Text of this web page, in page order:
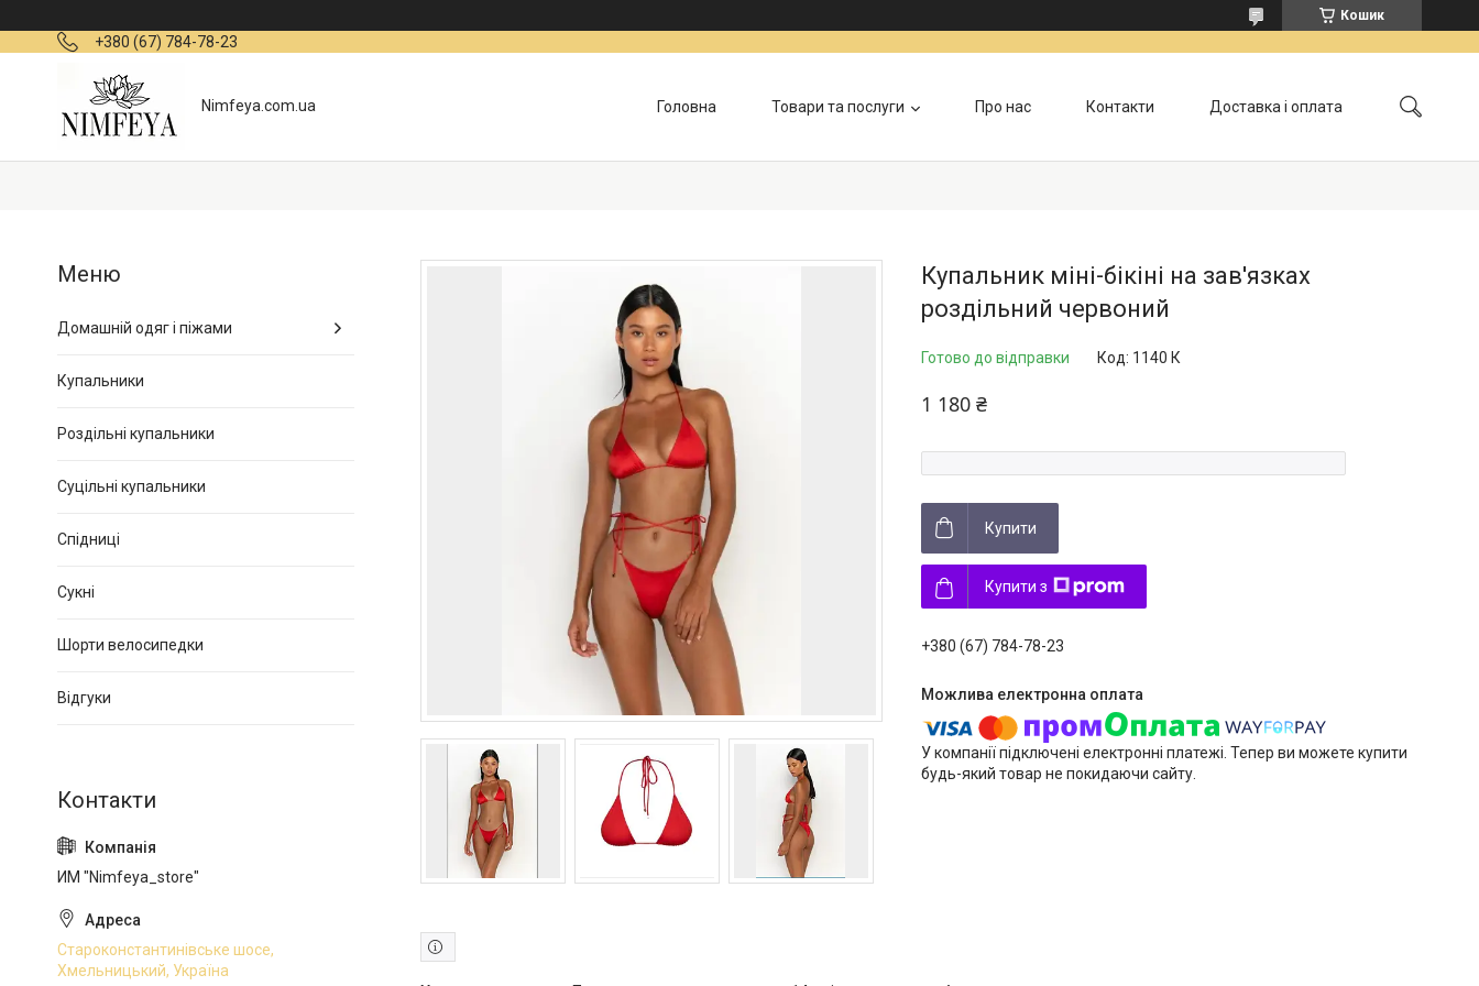
Кошик
+380 (67) 784-78-23
Nimfeya.com.ua Головна Товари та послуги Про нас Контакти Доставка і оплата
Купальник міні-бікіні на зав'язках
роздільний червоний
Готово до відправки Код: 1140 К
1 180 ₴
Купити
Купити з
+380 (67) 784-78-23
У компанії підключені електронні платежі. Тепер ви можете купити
будь-який товар не покидаючи сайту.
Домашній одяг і піжами
Купальники
Роздільні купальники
Суцільні купальники
Спідниці
Сукні
Шорти велосипедки
Відгуки
ИМ "Nimfeya_store"
Староконстантинівське шосе,
Хмельницький, Україна